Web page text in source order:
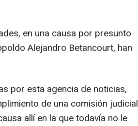
en una causa por presunto
Alejandro Betancourt, han
por esta agencia de noticias,
de una comisión judicial
allí en la que todavía no le